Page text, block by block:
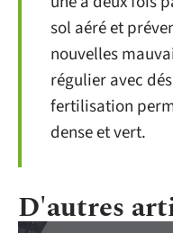
sol aéré et
nouvelles
régulier avec
fertilisation
dense et vert.
D'autres